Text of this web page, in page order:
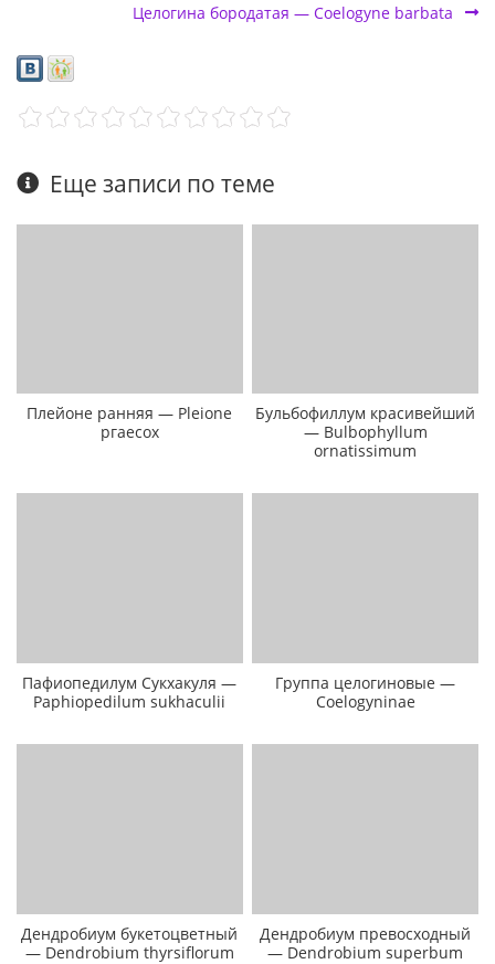
Целогина бородатая — Coelogyne barbata
Еще записи по теме
Плейоне ранняя — Pleione
ргаесох
Бульбофиллум красивейший
— Bulbophyllum
ornatissimum
Пафиопедилум Сукхакуля —
Paphiopedilum sukhaculii
Группа целогиновые —
Coelogyninae
Дендробиум букетоцветный
— Dendrobium thyrsiflorum
Дендробиум превосходный
— Dendrobium superbum